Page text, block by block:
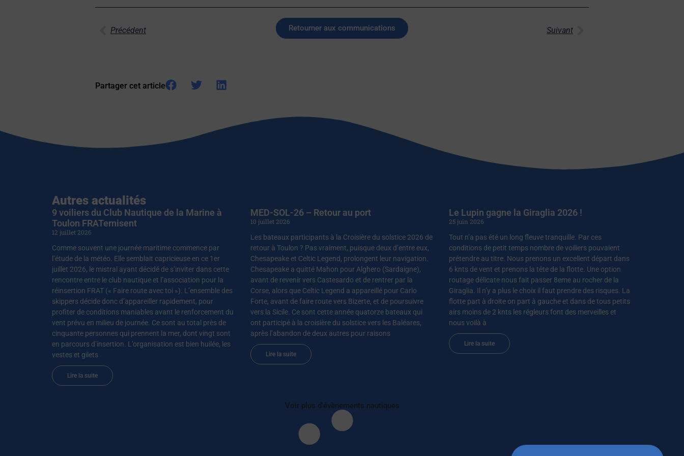
Précédent Suivant
Retourner aux communications
Partager cet article
Autres actualités
9 voiliers du Club Nautique de la Marine à
Toulon FRATernisent
12 juillet 2026
Comme souvent une journée maritime commence par
l’étude de la météo. Elle semblait capricieuse en ce 1er
juillet 2026, le mistral ayant décidé de s’inviter dans cette
rencontre entre le club nautique et l’association pour la
réinsertion FRAT (« Faire route avec toi »). L’ensemble des
skippers décide donc d’appareiller rapidement, pour
profiter de conditions maniables avant le renforcement du
vent prévu en milieu de journée. Ce sont au total près de
cinquante personnes qui prennent la mer, dont vingt sont
en parcours d’insertion. L’organisation est bien huilée, les
vestes et gilets
Lire la suite
MED-SOL-26 – Retour au port
10 juillet 2026
Les bateaux participants à la Croisière du solstice 2026 de
retour à Toulon ? Pas vraiment, puisque deux d’entre eux,
Chesapeake et Celtic Legend, prolongent leur navigation.
Chesapeake a quitté Mahon pour Alghero (Sardaigne),
avant de revenir vers Castesardo et de rentrer par la
Corse, alors que Celtic Legend a appareillé pour Carlo
Forte, avant de faire route vers Bizerte, et de poursuivre
vers la Sicile. Ce sont cette année quatorze bateaux qui
ont participé à la croisière du solstice vers les Baléares,
après l’abandon de deux autres pour raisons
Lire la suite
Le Lupin gagne la Giraglia 2026 !
25 juin 2026
Tout n’a pas été un long fleuve tranquille. Par ces
conditions de petit temps nombre de voiliers pouvaient
prétendre au titre. Nous prenons un excellent départ dans
6 knts de vent et prenons la tête de la flotte. Une option
routage délicate nous fait passer 8eme au rocher de la
Giraglia. Il n’y a plus le choix il faut prendre des risques. La
flotte part à droite on part à gauche et dans de tous petits
airs moins de 2 knts les régleurs font des merveilles et
nous voilà à
Lire la suite
Voir plus d'évènements nautiques